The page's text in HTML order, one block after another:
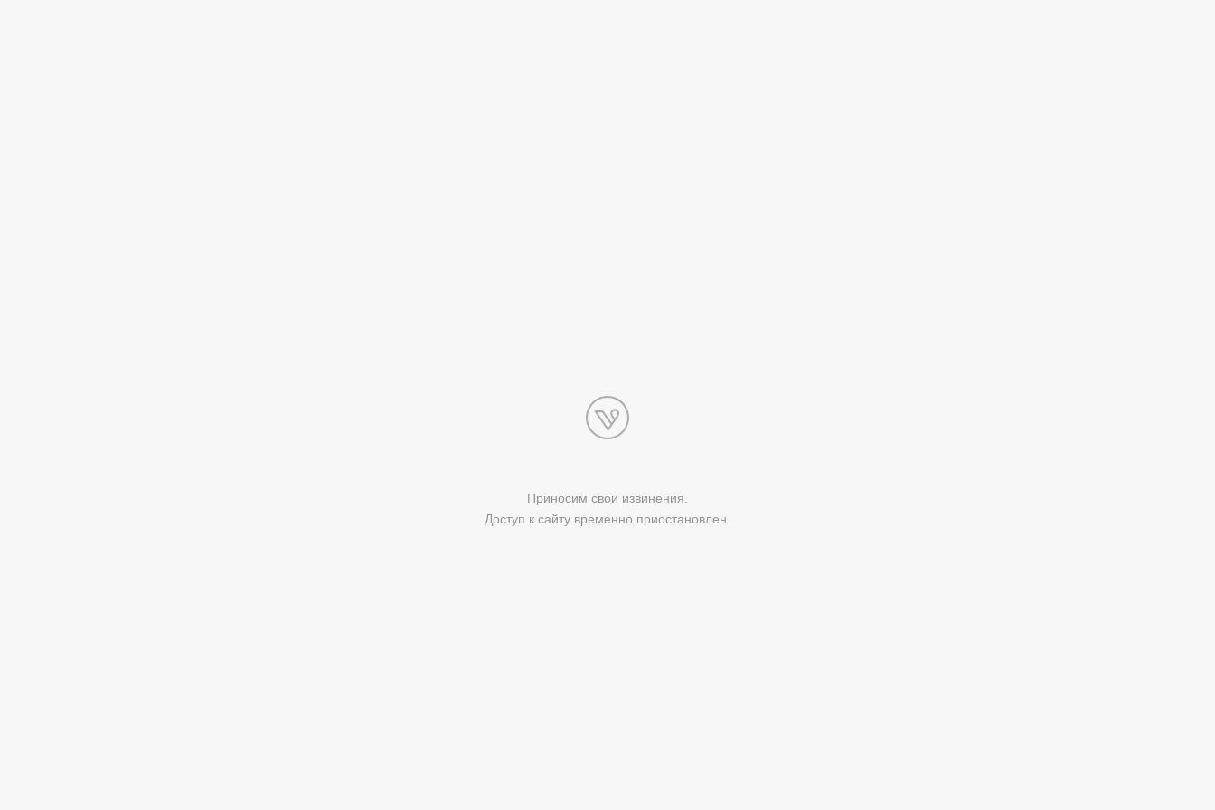
Приносим свои извинения.
Доступ к сайту временно приостановлен.